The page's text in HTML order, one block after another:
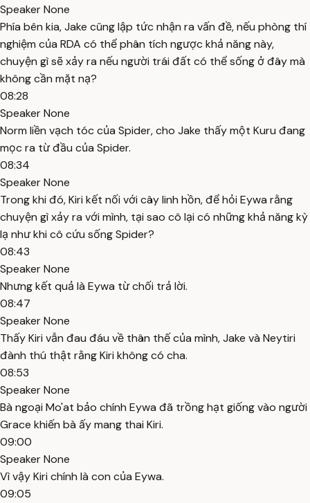
Speaker None
Phía bên kia, Jake cũng lập tức nhận ra vấn đề, nếu phòng thí
nghiệm của RDA có thể phân tích ngược khả năng này,
chuyện gì sẽ xảy ra nếu người trái đất có thể sống ở đây mà
không cần mặt nạ?
08:28
Speaker None
Norm liền vạch tóc của Spider, cho Jake thấy một Kuru đang
mọc ra từ đầu của Spider.
08:34
Speaker None
Trong khi đó, Kiri kết nối với cây linh hồn, để hỏi Eywa rằng
chuyện gì xảy ra với mình, tại sao cô lại có những khả năng kỳ
lạ như khi cô cứu sống Spider?
08:43
Speaker None
Nhưng kết quả là Eywa từ chối trả lời.
08:47
Speaker None
Thấy Kiri vẫn đau đáu về thân thế của mình, Jake và Neytiri
đành thú thật rằng Kiri không có cha.
08:53
Speaker None
Bà ngoại Mo'at bảo chính Eywa đã trồng hạt giống vào người
Grace khiến bà ấy mang thai Kiri.
09:00
Speaker None
Vì vậy Kiri chính là con của Eywa.
09:05